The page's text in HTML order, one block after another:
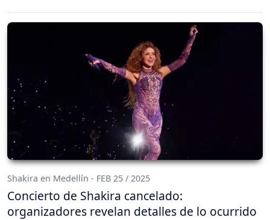
Shakira en Medellín - FEB 25 / 2025
Concierto de Shakira cancelado:
organizadores revelan detalles de lo ocurrido